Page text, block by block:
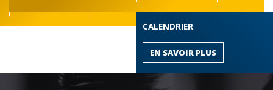
CALENDRIER
EN SAVOIR PLUS